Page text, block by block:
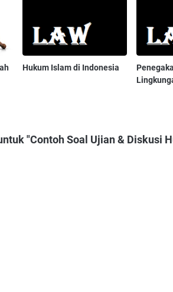
Hukum Islam di Indonesia
"Contoh Soal Ujian & Diskusi